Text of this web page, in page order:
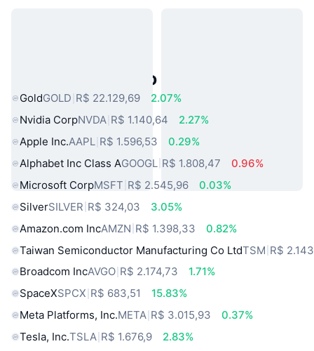
Ativos do Mundo Real Populares
GoldGOLD R$ 22.129,69
2.07%
Nvidia CorpNVDA R$ 1.140,64
2.27%
Apple Inc.AAPL R$ 1.596,53
0.29%
Alphabet Inc Class AGOOGL R$ 1.808,47
0.96%
Microsoft CorpMSFT R$ 2.545,96
0.03%
SilverSILVER R$ 324,03
3.05%
Amazon.com IncAMZN R$ 1.398,33
0.82%
Taiwan Semiconductor Manufacturing Co LtdTSM R$
Broadcom IncAVGO R$ 2.174,73
1.71%
SpaceXSPCX R$ 683,51
15.83%
Meta Platforms, Inc.META R$ 3.015,93
0.37%
Tesla, Inc.TSLA R$ 1.676,9
2.83%